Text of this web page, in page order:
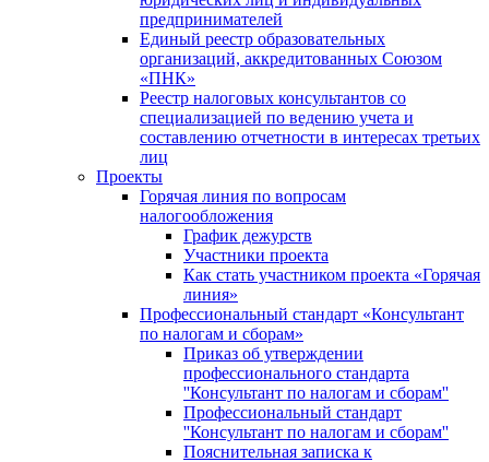
предпринимателей
Единый реестр образовательных
организаций, аккредитованных Союзом
«ПНК»
Реестр налоговых консультантов со
специализацией по ведению учета и
составлению отчетности в интересах третьих
лиц
Проекты
Горячая линия по вопросам
налогообложения
График дежурств
Участники проекта
Как стать участником проекта «Горячая
линия»
Профессиональный стандарт «Консультант
по налогам и сборам»
Приказ об утверждении
профессионального стандарта
''Консультант по налогам и сборам''
Профессиональный стандарт
''Консультант по налогам и сборам''
Пояснительная записка к